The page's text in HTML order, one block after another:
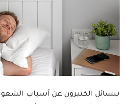
يتسائل الكثيرون عن أسباب الشعور